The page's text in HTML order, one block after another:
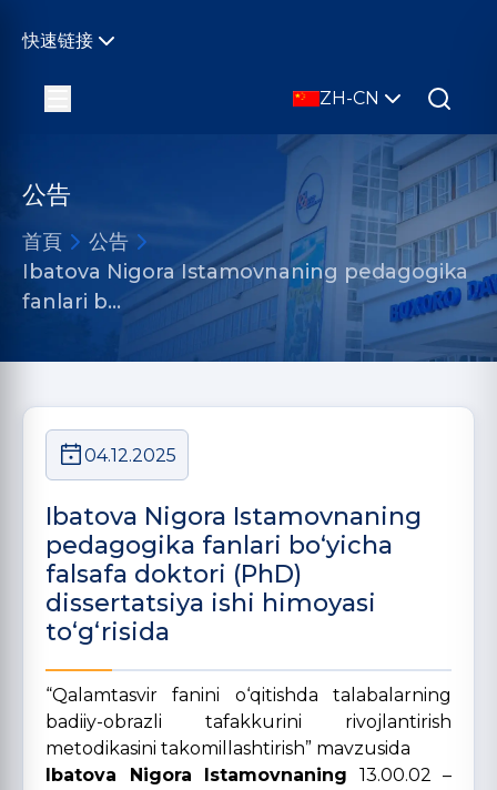
快速链接
ZH-CN
公告
首頁
公告
Ibatova Nigora Istamovnaning pedagogika
fanlari b…
04.12.2025
Ibatova Nigora Istamovnaning
pedagogika fanlari bo‘yicha
falsafa doktori (PhD)
dissertatsiya ishi himoyasi
to‘g‘risida
“Qalamtasvir fanini o‘qitishda talabalarning
badiiy-obrazli tafakkurini rivojlantirish
metodikasini takomillashtirish” mavzusida
Ibatova Nigora Istamovnaning 13.00.02 –